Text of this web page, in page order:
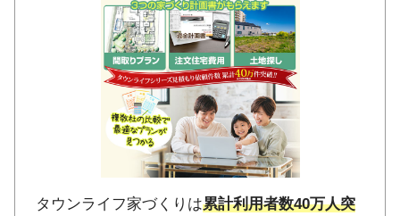
タウンライフ家づくりは累計利用者数40万人突